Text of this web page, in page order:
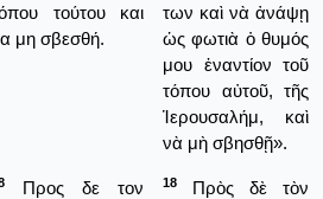
τούτου και
μη σβεσθή.
των καὶ νὰ ἀνάψῃ
ὡς φωτιὰ ὁ θυμός
μου ἐναντίον τοῦ
τόπου αὐτοῦ, τῆς
Ἱερουσαλήμ, καὶ
νὰ μὴ σβησθῇ».
Προς δε τον
18
Πρὸς δὲ τὸν